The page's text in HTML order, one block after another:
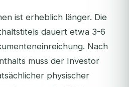
ist erheblich länger. Die
dauert etwa 3-6
Nach
muss der Investor
physischer